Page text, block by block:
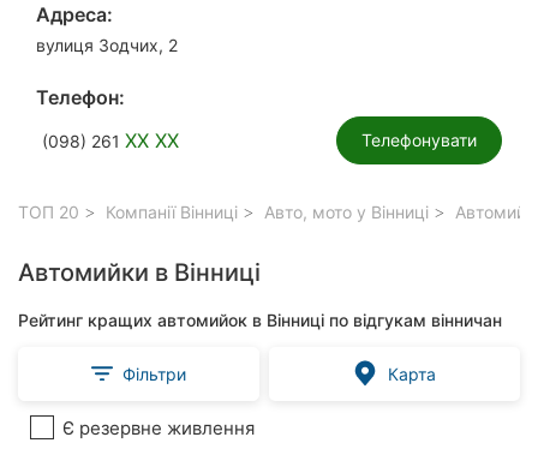
Адреса:
вулиця Зодчих, 2
Телефон:
(098) 261 XX XX Телефонувати
ТОП 20 Компанії Вінниці Авто, мото у Вінниці
Автомийки в Вінниці
Рейтинг кращих автомийок в Вінниці по відгукам вінничан
Фільтри Карта
Є резервне живлення